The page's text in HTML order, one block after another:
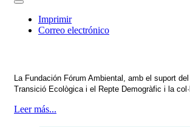
Imprimir
Correo electrónico
La Fundación Fórum Ambiental, amb el suport
Transició Ecològica i el Repte Demogràfic i la
Leer más...